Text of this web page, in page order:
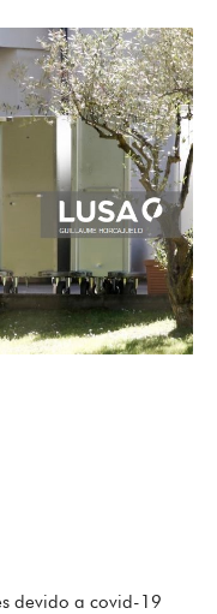
devido a covid-19